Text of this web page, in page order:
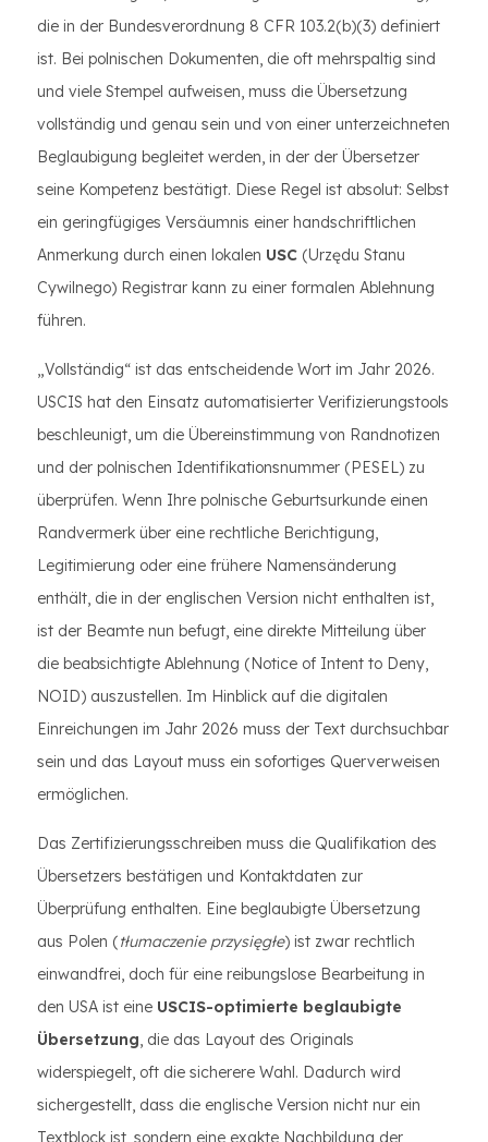
die in der Bundesverordnung 8 CFR 103.2(b)(3) definiert
ist. Bei polnischen Dokumenten, die oft mehrspaltig sind
und viele Stempel aufweisen, muss die Übersetzung
vollständig und genau sein und von einer unterzeichneten
Beglaubigung begleitet werden, in der der Übersetzer
seine Kompetenz bestätigt. Diese Regel ist absolut: Selbst
ein geringfügiges Versäumnis einer handschriftlichen
Anmerkung durch einen lokalen USC (Urzędu Stanu
Cywilnego) Registrar kann zu einer formalen Ablehnung
führen.
„Vollständig“ ist das entscheidende Wort im Jahr 2026.
USCIS hat den Einsatz automatisierter Verifizierungstools
beschleunigt, um die Übereinstimmung von Randnotizen
und der polnischen Identifikationsnummer (PESEL) zu
überprüfen. Wenn Ihre polnische Geburtsurkunde einen
Randvermerk über eine rechtliche Berichtigung,
Legitimierung oder eine frühere Namensänderung
enthält, die in der englischen Version nicht enthalten ist,
ist der Beamte nun befugt, eine direkte Mitteilung über
die beabsichtigte Ablehnung (Notice of Intent to Deny,
NOID) auszustellen. Im Hinblick auf die digitalen
Einreichungen im Jahr 2026 muss der Text durchsuchbar
sein und das Layout muss ein sofortiges Querverweisen
ermöglichen.
Das Zertifizierungsschreiben muss die Qualifikation des
Übersetzers bestätigen und Kontaktdaten zur
Überprüfung enthalten. Eine beglaubigte Übersetzung
aus Polen (tłumaczenie przysięgłe) ist zwar rechtlich
einwandfrei, doch für eine reibungslose Bearbeitung in
den USA ist eine USCIS-optimierte beglaubigte
Übersetzung, die das Layout des Originals
widerspiegelt, oft die sicherere Wahl. Dadurch wird
sichergestellt, dass die englische Version nicht nur ein
Textblock ist, sondern eine exakte Nachbildung der